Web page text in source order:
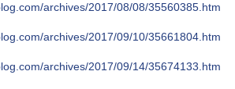
archives/2017/08/08/35560385.htm
archives/2017/09/10/35661804.htm
archives/2017/09/14/35674133.htm